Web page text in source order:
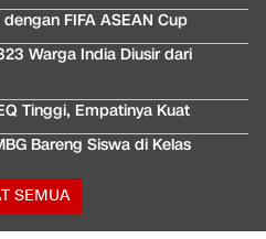
dengan FIFA ASEAN Cup
Warga India Diusir dari
Tinggi, Empatinya Kuat
Bareng Siswa di Kelas
SEMUA